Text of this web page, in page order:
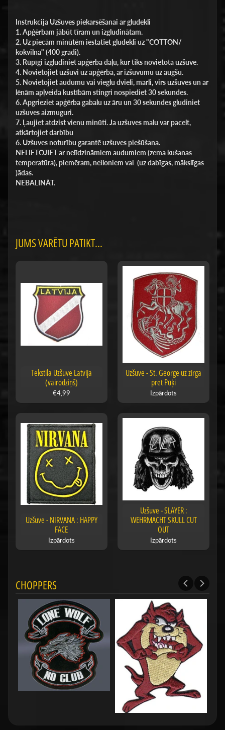
Instrukcija Uzšuves piekarsēšanai ar gludekli
1. Apģērbam jābūt tīram un izgludinātam.
2. Uz piecām minūtēm iestatiet gludekli uz "COTTON/
kokvilna" (400 grādi).
3. Rūpīgi izgludiniet apģērba daļu, kur tiks novietota uzšuve.
4. Novietojiet uzšuvi uz apģērba, ar izšuvumu uz augšu.
5. Novietojiet audumu vai vieglu dvieli, marli, virs uzšuves un ar
lēnām apļveida kustībām stingri nospiediet 30 sekundes.
6. Apgrieziet apģērba gabalu uz āru un 30 sekundes gludiniet
uzšuves aizmuguri.
7. Ļaujiet atdzist vienu minūti. Ja uzšuves malu var pacelt,
atkārtojiet darbību
6. Uzšuves noturību garantē uzšuves piešūšana.
NELIETOJIET ar nelīdzināmiem audumiem (zema kušanas
temperatūra), piemēram, neiloniem vai (uz dabīgas, mākslīgas
)ādas.
NEBALINĀT.
JUMS VARĒTU PATIKT...
Tekstila Uzšuve Latvija
(vairodziņš)
€4,99
Uzšuve - St. George uz zirga
pret Pūķi
Izpārdots
Uzšuve - NIRVANA : HAPPY
FACE
Izpārdots
Uzšuve - SLAYER :
WEHRMACHT SKULL CUT
OUT
Izpārdots
CHOPPERS